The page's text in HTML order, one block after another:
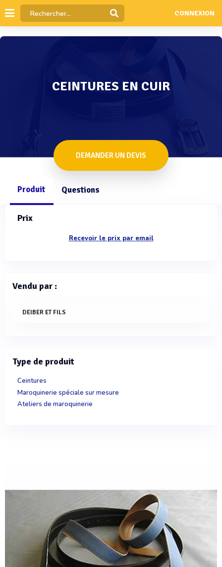
CONNEXION
CEINTURES EN CUIR
DEMANDER UN DEVIS
Produit Questions
Prix
Recevoir le prix par email
Vendu par :
DEIBER ET FILS
Type de produit
Ceintures
Maroquinerie spéciale sur mesure
Ateliers de maroquinerie